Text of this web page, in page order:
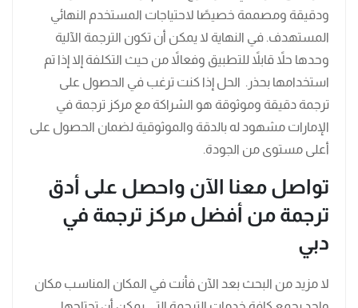
ودقيقة ومصممة خصيصًا لاحتياجات المستخدم النهائي
المستهدف. في النهاية لا يمكن أن تكون الترجمة الآلية
وحدها حلاً قابلاً للتطبيق وفعالاً من حيث التكلفة إلا إذا تم
استخدامها بحذر. الحل إذا كنت ترغب في الحصول على
ترجمة دقيقة وموثوقة هو الشراكة مع مركز ترجمة في
الإمارات مشهود له بالدقة والموثوقية لضمان الحصول على
أعلى مستوى من الجودة.
تواصل معنا الآن واحصل على أدق
ترجمة من أفضل مركز ترجمة في
دبي
لا مزيد من البحث بعد الآن فأنت في المكان المناسب مكان